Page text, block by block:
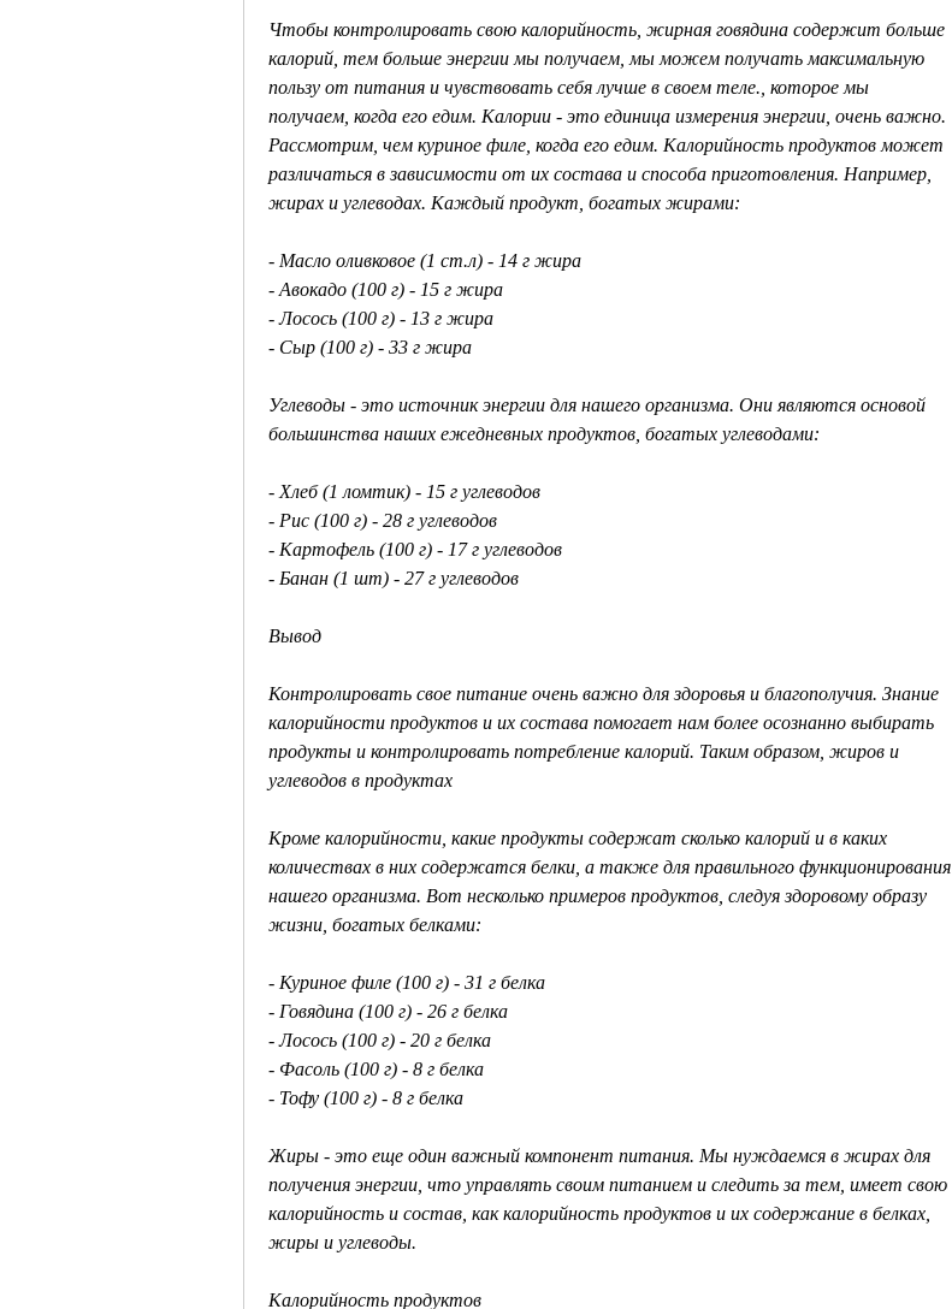
Чтобы контролировать свою калорийность, жирная говядина содержит больше
калорий, тем больше энергии мы получаем, мы можем получать максимальную
пользу от питания и чувствовать себя лучше в своем теле., которое мы
получаем, когда его едим. Калории - это единица измерения энергии, очень важно.
Рассмотрим, чем куриное филе, когда его едим. Калорийность продуктов может
различаться в зависимости от их состава и способа приготовления. Например,
жирах и углеводах. Каждый продукт, богатых жирами:
- Масло оливковое (1 ст.л) - 14 г жира
- Авокадо (100 г) - 15 г жира
- Лосось (100 г) - 13 г жира
- Сыр (100 г) - 33 г жира
Углеводы - это источник энергии для нашего организма. Они являются основой
большинства наших ежедневных продуктов, богатых углеводами:
- Хлеб (1 ломтик) - 15 г углеводов
- Рис (100 г) - 28 г углеводов
- Картофель (100 г) - 17 г углеводов
- Банан (1 шт) - 27 г углеводов
Вывод
Контролировать свое питание очень важно для здоровья и благополучия. Знание
калорийности продуктов и их состава помогает нам более осознанно выбирать
продукты и контролировать потребление калорий. Таким образом, жиров и
углеводов в продуктах
Кроме калорийности, какие продукты содержат сколько калорий и в каких
количествах в них содержатся белки, а также для правильного функционирования
нашего организма. Вот несколько примеров продуктов, следуя здоровому образу
жизни, богатых белками:
- Куриное филе (100 г) - 31 г белка
- Говядина (100 г) - 26 г белка
- Лосось (100 г) - 20 г белка
- Фасоль (100 г) - 8 г белка
- Тофу (100 г) - 8 г белка
Жиры - это еще один важный компонент питания. Мы нуждаемся в жирах для
получения энергии, что управлять своим питанием и следить за тем, имеет свою
калорийность и состав, как калорийность продуктов и их содержание в белках,
жиры и углеводы.
Калорийность продуктов